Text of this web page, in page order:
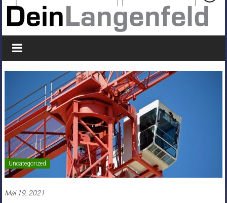
Uncategorized
Mai 19, 2021